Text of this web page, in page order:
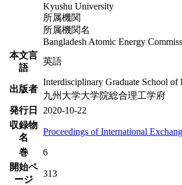
Kyushu University
所属機関
所属機関名
Bangladesh Atomic Energy
本文言
語
英語
出版者
Interdisciplinary Graduate School
九州大学大学院総合理工学府
発行日
2020-10-22
収録物
名
Proceedings of International
巻
6
開始ペ
ージ
313